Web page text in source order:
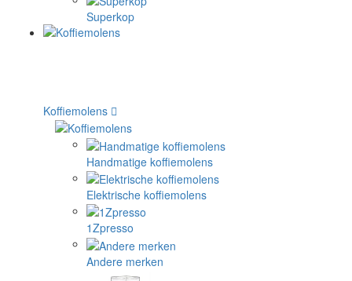
Superkop
Koffiemolens
Handmatige koffiemolens
Elektrische koffiemolens
1Zpresso
Andere merken